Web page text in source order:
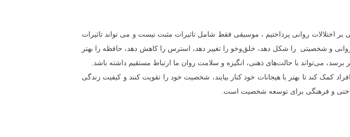
بر اختلالات روانی پرداختیم ، موسیقی فقط شامل تاثیرات مثبت نیست و می تواند تاثیرات
و شخصیتی را شکل دهد، خلق‌وخو را تغییر دهد، استرس را کاهش دهد، حافظه‌ را بهتر
می‌تواند با حالت‌های ذهنی، انگیزه و سلامت روان ما ارتباط مستقیم داشته باشد.
کند تا بهتر با هیجانات خود کنار بیایند، شخصیت خود را تقویت کنند و کیفیت زندگی
و فرهنگی برای توسعه شخصیت است.